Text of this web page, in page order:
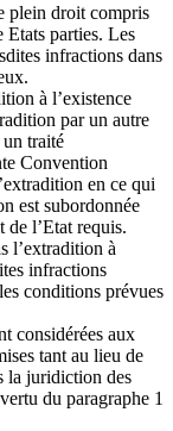
plein droit compris
Etats parties. Les
infractions dans
à l’existence
par un autre
un traité
Convention
en ce qui
est subordonnée
de l’Etat requis.
l’extradition à
infractions
conditions prévues
considérées aux
tant au lieu de
la juridiction des
du paragraphe 1